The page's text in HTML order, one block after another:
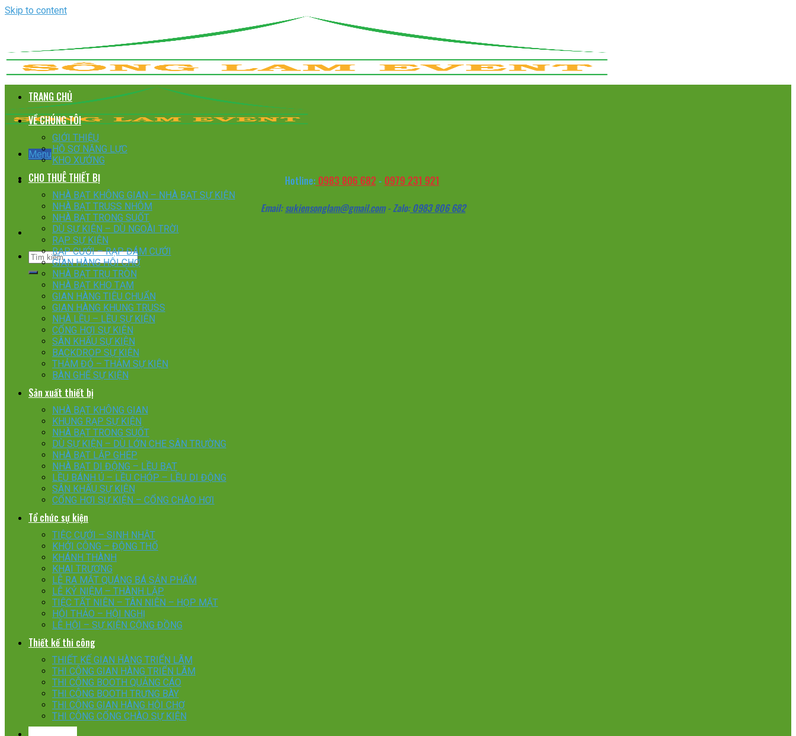
Skip to content
Menu
Hotline:0983 806 682- 0979 231 921
Email:sukiensonglam@gmail.com- Zalo:0983 806 682
TRANG CHỦ
VỀ CHÚNG TÔI
GIỚI THIỆU
HỒ SƠ NĂNG LỰC
KHO XƯỞNG
CHO THUÊ THIẾT BỊ
NHÀ BẠT KHÔNG GIAN – NHÀ BẠT SỰ KIỆN
NHÀ BẠT TRUSS NHÔM
NHÀ BẠT TRONG SUỐT
DÙ SỰ KIỆN – DÙ NGOÀI TRỜI
RẠP SỰ KIỆN
RẠP CƯỚI – RẠP ĐÁM CƯỚI
GIAN HÀNG HỘI CHỢ
NHÀ BẠT TRỤ TRÒN
NHÀ BẠT KHO TẠM
GIAN HÀNG TIÊU CHUẨN
GIAN HÀNG KHUNG TRUSS
NHÀ LỀU – LỀU SỰ KIỆN
CỔNG HƠI SỰ KIỆN
SÂN KHẤU SỰ KIỆN
BACKDROP SỰ KIỆN
THẢM ĐỎ – THẢM SỰ KIỆN
BÀN GHẾ SỰ KIỆN
Sản xuất thiết bị
NHÀ BẠT KHÔNG GIAN
KHUNG RẠP SỰ KIỆN
NHÀ BẠT TRONG SUỐT
DÙ SỰ KIỆN – DÙ LỚN CHE SÂN TRƯỜNG
NHÀ BẠT LẮP GHÉP
NHÀ BẠT DI ĐỘNG – LỀU BẠT
LỀU BÁNH Ú – LỀU CHÓP – LỀU DI ĐỘNG
SÂN KHẤU SỰ KIỆN
CỔNG HƠI SỰ KIỆN – CỔNG CHÀO HƠI
Tổ chức sự kiện
TIỆC CƯỚI – SINH NHẬT
KHỞI CÔNG – ĐỘNG THỔ
KHÁNH THÀNH
KHAI TRƯƠNG
LỄ RA MẮT QUÁNG BÁ SẢN PHẨM
LỄ KỶ NIỆM – THÀNH LẬP
TIỆC TẤT NIÊN – TÂN NIÊN – HỌP MẶT
HỘI THẢO – HỘI NGHỊ
LỄ HỘI – SỰ KIỆN CỘNG ĐỒNG
Thiết kế thi công
THIẾT KẾ GIAN HÀNG TRIỂN LÃM
THI CÔNG GIAN HÀNG TRIỂN LÃM
THI CÔNG BOOTH QUẢNG CÁO
THI CÔNG BOOTH TRƯNG BÀY
THI CÔNG GIAN HÀNG HỘI CHỢ
THI CÔNG CỔNG CHÀO SỰ KIỆN